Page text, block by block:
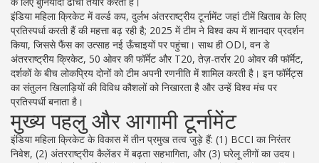
इंडिया महिला क्रिकेट मेंवर्ल्ड कप, दुर्लभ अंतरराष्ट्रीय टूर्नामेंट जहां टीमें खिताब के लिए
प्रतिस्पर्धा करती हैंकी महत्ता बढ़ रही है; 2025 में टीम ने विश्व कप में शानदार प्रदर्शन
किया, जिससे फैंस का उत्साह नई ऊँचाइयों पर पहुंचा। साथ हीODI, वन डे
अंतरराष्ट्रीय क्रिकेट, 50 ओवर की फॉर्मेट और T20, तेज़-तर्रार 20 ओवर की फॉर्मेट,
दर्शकों के बीच लोकप्रिय दोनों को टीम अपनी रणनीति में शामिल करती है। इन फॉर्मेट्स
का संतुलन खिलाड़ियों की विविध कौशलों को निखारता है और उन्हें विश्व मंच पर
प्रतिस्पर्धी बनाता है।
मुख्य पहलु और आगामी टूर्नामेंट
इंडिया महिला क्रिकेट के विकास में तीन प्रमुख तत्व जुड़े हैं: (1) BCCI का निरंतर
निवेश, (2) अंतरराष्ट्रीय कैलेंडर में बढ़ता सहभागिता, और (3) घरेलू लीगों का उदय।